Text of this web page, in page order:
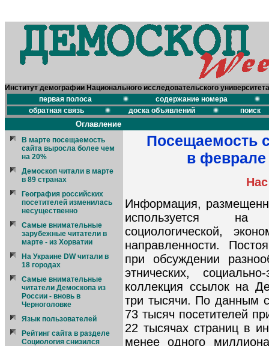
Институт демографии Национального исследовательского
первая полоса
содержание номера
обратная связь
доска объявлений поиск
Оглавление
В марте посещаемость
сайта выросла более чем
на 20%
Демоскоп читали в марте
в 89 странах
География российских
посетителей изменилась
несущественно
Самые внимательные
зарубежные читатели в
марте - из Хорватии
На Украине DW читали в
18 городах
Cамые внимательные
читатели Демоскопа из
России - вновь в
Черноголовке
Язык пользователей
Рейтинг сайта в разделе
Социология снизился
Посещаемость
в феврале
Информация,
используется на
социологической,
направленности.
при обсуждении
этнических,
коллекция ссылок на
три тысячи. По данным
73 тысяч посетителей
22 тысячах страниц в
менее одного